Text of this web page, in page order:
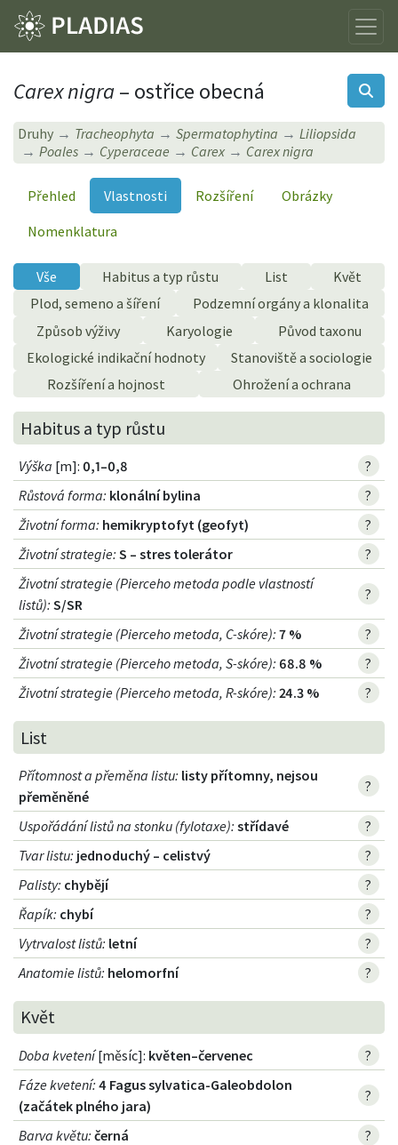
Carex nigra– ostřice obecná
Druhy Tracheophyta Spermatophytina
Liliopsida
Poales
Cyperaceae Carex Carex nigra
Přehled Vlastnosti Rozšíření
Obrázky
Nomenklatura
Vše Habitus a typ růstu List
Květ
Plod, semeno a šíření
Podzemní orgány a klonalita
Způsob výživy
Karyologie
Původ taxonu
Ekologické indikační hodnoty
Stanoviště a sociologie
Rozšíření a hojnost
Ohrožení a ochrana
Habitus a typ růstu
Výška [m]: 0,1–0,8
?
Růstová forma: klonální bylina
?
Životní forma: hemikryptofyt (geofyt)
?
Životní strategie: S – stres tolerátor
?
Životní strategie (Pierceho metoda podle vlastností
listů): S/SR
?
Životní strategie (Pierceho metoda, C-skóre): 7 %
?
Životní strategie (Pierceho metoda, S-skóre): 68.8 %
?
Životní strategie (Pierceho metoda, R-skóre): 24.3 % ?
List
Přítomnost a přeměna listu: listy přítomny, nejsou
přeměněné
?
Uspořádání listů na stonku (fylotaxe): střídavé
?
Tvar listu: jednoduchý – celistvý
?
Palisty: chybějí
?
Řapík: chybí
?
Vytrvalost listů: letní
?
Anatomie listů: helomorfní ?
Květ
Doba kvetení[měsíc]: květen–červenec
?
Fáze kvetení: 4 Fagus sylvatica-Galeobdolon
(začátek plného jara)
?
Barva květu: černá
?